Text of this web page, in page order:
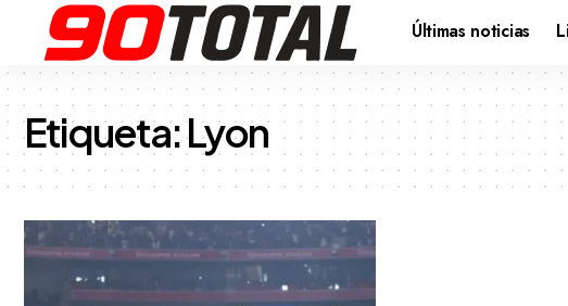
Últimas noticias
Etiqueta:Lyon